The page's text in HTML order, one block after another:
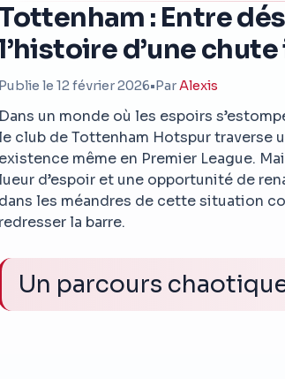
Tottenham : Entre
l’histoire d’une
Publie le 12 février 2026•ParAlexis
Dans un monde où les espoirs
club de Tottenham Hotspur traverse
existence même en Premier League.
d’espoir et une opportunité de
dans les méandres de cette situation
redresser la barre.
Un parcours